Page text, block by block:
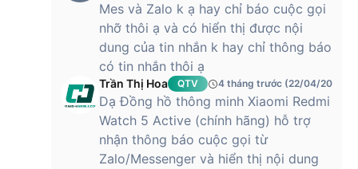
Mes và Zalo k ạ hay chỉ báo cuộc gọi
nhỡ thôi ạ và có hiển thị được nội
dung của tin nhắn k hay chỉ thông báo
có tin nhắn thôi ạ
Trần Thị Hoa QTV 4 tháng trước (22/04/2026)
Dạ Đồng hồ thông minh Xiaomi Redmi
Watch 5 Active (chính hãng) hỗ trợ
nhận thông báo cuộc gọi từ
Zalo/Messenger và hiển thị nội dung